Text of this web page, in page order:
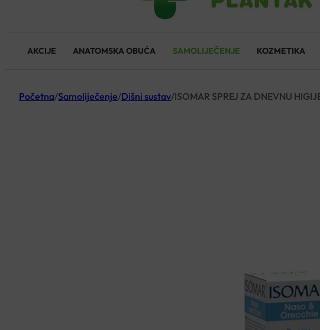
AKCIJE ANATOMSKA OBUĆA SAMOLIJEČENJE KOZMETIKA
Početna/Samoliječenje/Dišni sustav/ISOMAR SPREJ ZA DNEVNU